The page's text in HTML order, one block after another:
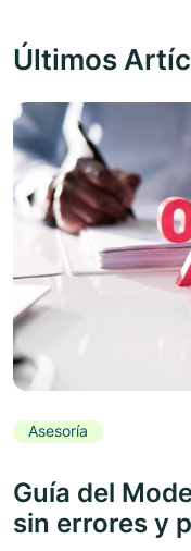
Últimos
Asesoría
Guía del
sin errores y